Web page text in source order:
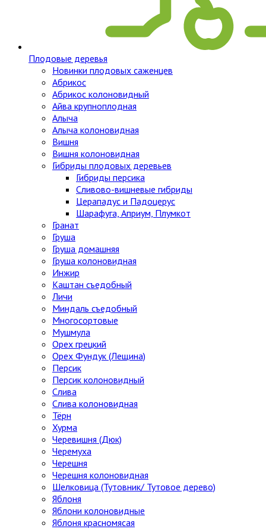
Плодовые деревья
Новинки плодовых саженцев
Абрикос
Абрикос колоновидный
Айва крупноплодная
Алыча
Алыча колоновидная
Вишня
Вишня колоновидная
Гибриды плодовых деревьев
Гибриды персика
Сливово-вишневые гибриды
Церападус и Падоцерус
Шарафуга, Априум, Плумкот
Гранат
Груша
Груша домашняя
Груша колоновидная
Инжир
Каштан съедобный
Личи
Миндаль съедобный
Многосортовые
Мушмула
Орех грецкий
Орех Фундук (Лещина)
Персик
Персик колоновидный
Слива
Слива колоновидная
Тёрн
Хурма
Черевишня (Дюк)
Черемуха
Черешня
Черешня колоновидная
Шелковица (Тутовник/ Тутовое дерево)
Яблоня
Яблони колоновидные
Яблоня красномясая